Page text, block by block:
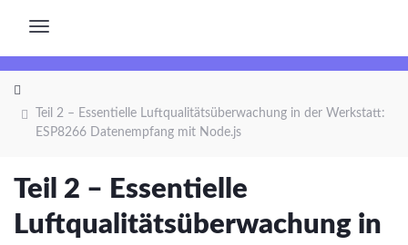
Teil 2 – Essentielle Luftqualitätsüberwachung in der Werkstatt:
ESP8266 Datenempfang mit Node.js
Teil 2 – Essentielle
Luftqualitätsüberwachung in